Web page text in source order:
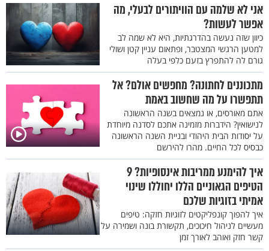
אני לא שלמה עם הוויתורים לבעלי, מה
אפשר לעשות?
כיוון שזה נעשה בהדרגתיות, היא לא שמה לב
למטען הרגשי המצטבר, ופתאום עניין קטן ושולי
גורם לה להתפרץ בזעם כלפי בעלה
מתכוננים לחתונה? מחפשים אולם? אל
תתפשרו על מה שחשוב באמת
אתם מאורסים, או נמצאים בשנה הראשונה
לנישואין? הידברות מזמינה אתכם לסדנה מיוחדת
על יסודות הבית היהודי ובניית השנה הראשונה
כבסיס לכל החיים. מהרו להירשם
איך להימנע ממריבות אינסופיות? 9
הטיפים הגאוניים הללו יחוללו שינוי
אמיתי בזוגיות שלכם
איך להפוך קונפליקטים לזוגיות חזקה: טיפים
מעשיים לניהול חיכוכים, תקשורת בונה ושמירה על
קשר חזק ואוהב לאורך זמן